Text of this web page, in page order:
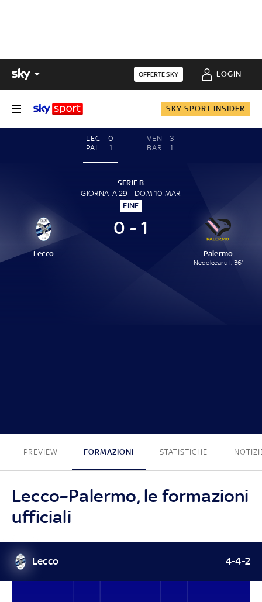
OFFERTE SKY LOGIN
SKY SPORT INSIDER
LEC
0
PAL
1
VEN
3
BAR
1
SERIE B
GIORNATA 29 - DOM 10 MAR
FINE
Lecco
0 - 1
Palermo
Nedelcearu I. 36'
PREVIEW FORMAZIONI STATISTICHE
Lecco–Palermo, le formazioni
ufficiali
Lecco 4-4-2